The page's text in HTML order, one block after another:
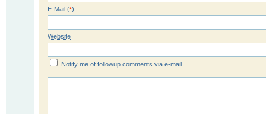
E-Mail (*)
Website
Notify me of followup comments via e-mail